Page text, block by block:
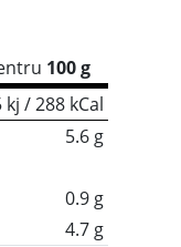
100 g
kj / 288 kCal
5.6 g
0.9 g
4.7 g